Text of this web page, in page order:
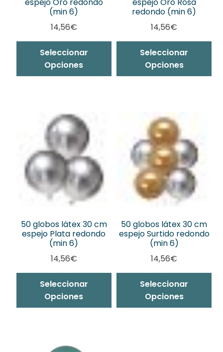
espejo Oro redondo
(min 6)
14,56€
Seleccionar
Opciones
espejo Oro Rosa
redondo (min 6)
14,56€
Seleccionar
Opciones
50 globos látex 30 cm
espejo Plata redondo
(min 6)
14,56€
Seleccionar
Opciones
50 globos látex 30 cm
espejo Surtido redondo
(min 6)
14,56€
Seleccionar
Opciones